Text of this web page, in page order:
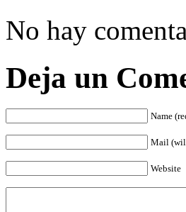
No hay
Deja un
Name
Mail
Website